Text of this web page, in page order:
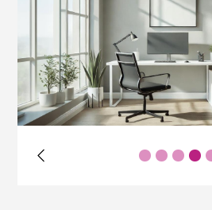
עיצוב ביופילי
עיצוב רטרו